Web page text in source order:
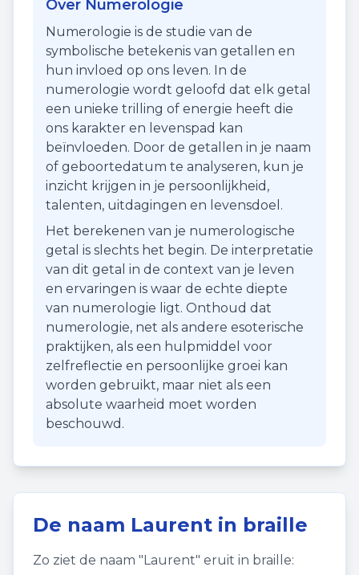
Over Numerologie
Numerologie is de studie van de
symbolische betekenis van getallen en
hun invloed op ons leven. In de
numerologie wordt geloofd dat elk getal
een unieke trilling of energie heeft die
ons karakter en levenspad kan
beïnvloeden. Door de getallen in je naam
of geboortedatum te analyseren, kun je
inzicht krijgen in je persoonlijkheid,
talenten, uitdagingen en levensdoel.
Het berekenen van je numerologische
getal is slechts het begin. De interpretatie
van dit getal in de context van je leven
en ervaringen is waar de echte diepte
van numerologie ligt. Onthoud dat
numerologie, net als andere esoterische
praktijken, als een hulpmiddel voor
zelfreflectie en persoonlijke groei kan
worden gebruikt, maar niet als een
absolute waarheid moet worden
beschouwd.
De naam Laurent in braille
Zo ziet de naam "Laurent" eruit in braille: